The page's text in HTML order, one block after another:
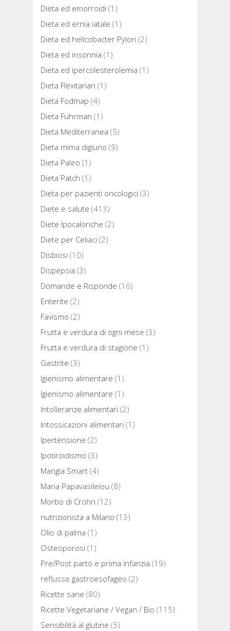
Dieta ed emorroidi (1)
Dieta ed ernia iatale (1)
Dieta ed helicobacter Pylori (2)
Dieta ed insonnia (1)
Dieta ed ipercolesterolemia (1)
Dieta Flexitarian (1)
Dieta Fodmap (4)
Dieta Fuhrman (1)
Dieta Mediterranea (5)
Dieta mima digiuno (9)
Dieta Paleo (1)
Dieta Patch (1)
Dieta per pazienti oncologici (3)
Diete e salute (413)
Diete Ipocaloriche (2)
Diete per Celiaci (2)
Disbiosi (10)
Dispepsia (3)
Domande e Risponde (16)
Enterite (2)
Favismo (2)
Frutta e verdura di ogni mese (3)
Frutta e verdura di stagione (1)
Gastrite (3)
Igienismo alimentare (1)
Igienismo alimentare (1)
Intolleranze alimentari (2)
Intossicazioni alimentari (1)
Ipertensione (2)
Ipotiroidismo (3)
Mangia Smart (4)
Maria Papavasileiou (8)
Morbo di Crohn (12)
nutrizionista a Milano (13)
Olio di palma (1)
Osteoporosi (1)
Pre/Post parto e prima infanzia (19)
reflusso gastroesofageo (2)
Ricette sane (80)
Ricette Vegetariane / Vegan / Bio (115)
Sensibilità al glutine (5)